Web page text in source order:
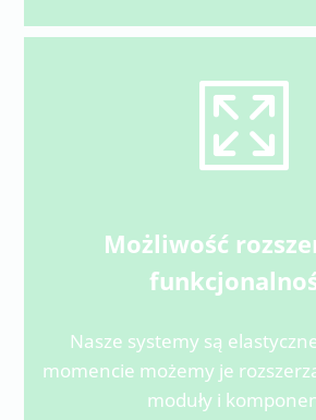
Możliwość
Nasze systemy są
momencie możemy je
moduły i